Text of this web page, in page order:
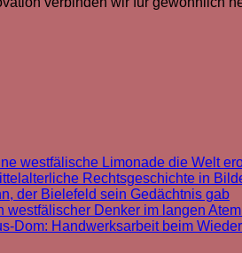
westfälische Limonade die Welt
Rechtsgeschichte in
der Bielefeld sein Gedächtnis gab
Denker im langen
Dom: Handwerksarbeit beim